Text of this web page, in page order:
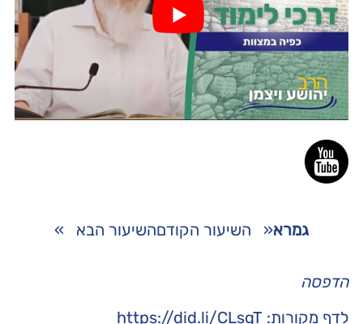
גמרא« השיעור הקודםהשיעור הבא »
הדפסה
לדף מקורות: https://did.li/CLsgT